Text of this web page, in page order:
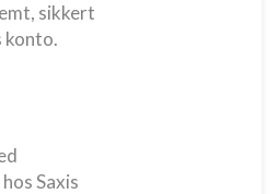
sikkert
konto.
Saxis